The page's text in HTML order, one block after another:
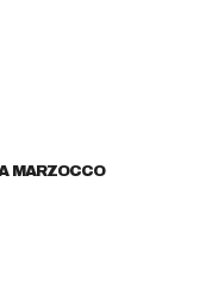
MARZOCCO